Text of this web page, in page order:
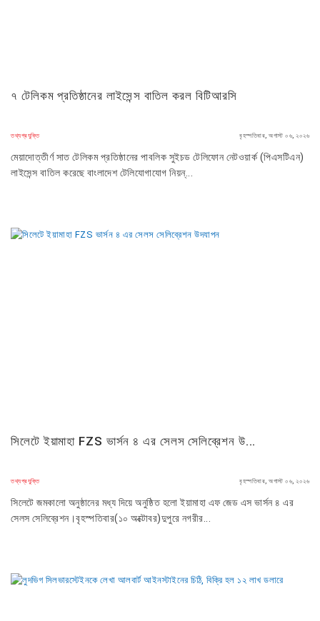
৭ টেলিকম প্রতিষ্ঠানের লাইসেন্স বাতিল করল বিটিআরসি
তথ্যপ্রযুক্তি বৃহস্পতিবার, অগাস্ট ০৬, ২০২৬
মেয়াদোত্তীর্ণ সাত টেলিকম প্রতিষ্ঠানের পাবলিক সুইচড টেলিফোন নেটওয়ার্ক (পিএসটিএন)
লাইসেন্স বাতিল করেছে বাংলাদেশ টেলিযোগাযোগ নিয়ন্...
সিলেটে ইয়ামাহা FZS ভার্সন ৪ এর সেলস সেলিব্রেশন উ...
তথ্যপ্রযুক্তি বৃহস্পতিবার, অগাস্ট ০৬, ২০২৬
সিলেটে জমকালো অনুষ্ঠানের মধ্য দিয়ে অনুষ্ঠিত হলো ইয়ামাহা এফ জেড এস ভার্সন ৪ এর
সেলস সেলিব্রেশন।বৃহস্পতিবার(১০ অক্টোবর)দুপুরে নগরীর...